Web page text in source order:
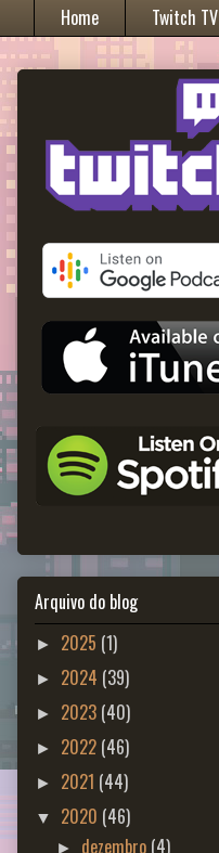
Home Twitch TV
Arquivo do blog
► 2025 (1)
► 2024 (39)
► 2023 (40)
► 2022 (46)
► 2021 (44)
▼ 2020 (46)
► dezembro (4)